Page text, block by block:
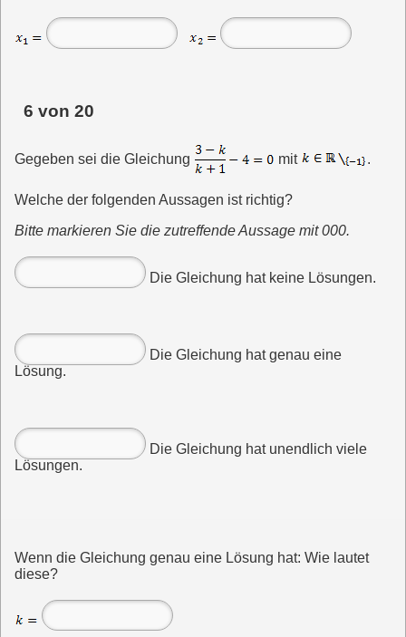
6 von 20
Gegeben sei die Gleichung mit .
Welche der folgenden Aussagen ist richtig?
Bitte markieren Sie die zutreffende Aussage mit 000.
Die Gleichung hat keine Lösungen.
Die Gleichung hat genau eine
Lösung.
Die Gleichung hat unendlich viele
Lösungen.
Wenn die Gleichung genau eine Lösung hat: Wie lautet
diese?